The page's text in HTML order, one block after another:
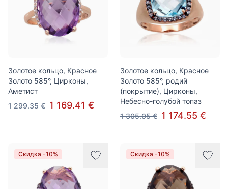
Золотое кольцо, Красное
Золото 585°, Цирконы,
Аметист
1 299.35 € 1 169.41 €
Золотое кольцо, Красное
Золото 585°, родий
(покрытие), Цирконы,
Небесно-голубой топаз
1 305.05 € 1 174.55 €
Скидка -10% Скидка -10%